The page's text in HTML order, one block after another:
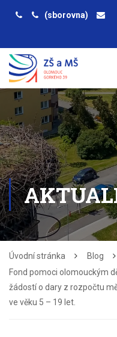
(sborovna)
Úvodní stránka Blog
Fond pomoci olomouckým
žádostí o dary z rozpočtu
ve věku 5 – 19 let.